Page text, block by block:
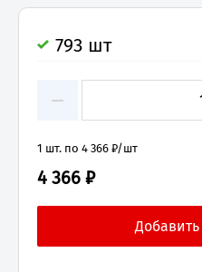
793 шт
−
1 шт. по 4 366 ₽/шт
4 366 ₽